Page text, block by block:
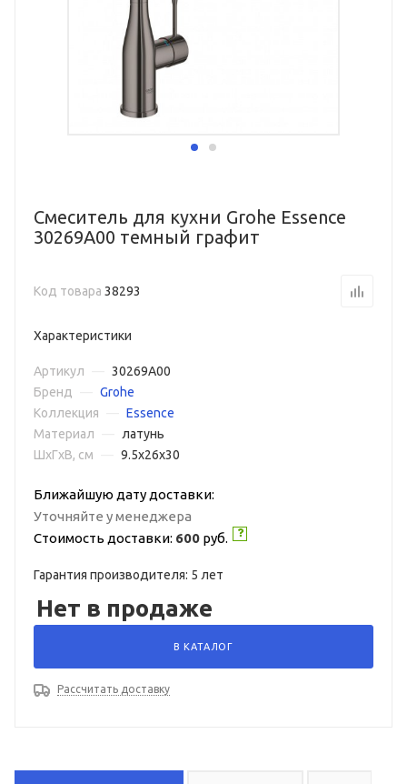
Смеситель для кухни Grohe Essence
30269A00 темный графит
Код товара 38293
Характеристики
Артикул
30269A00
Бренд
Grohe
Коллекция
Essence
Материал
латунь
ШxГxВ, см
9.5x26x30
Ближайшую дату доставки:
Уточняйте у менеджера
Стоимость доставки: 600 руб.
Гарантия производителя: 5 лет
Нет в продаже
В КАТАЛОГ
Рассчитать доставку